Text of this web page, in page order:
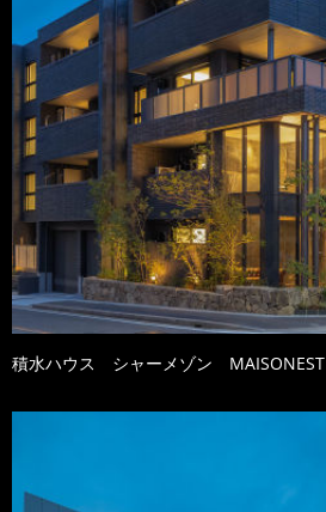
積水ハウス シャーメゾン MAISONEST